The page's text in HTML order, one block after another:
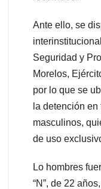
Ante ello, se
Seguridad y
Morelos,
por lo que se
la detención
masculinos,
de uso
Lo hombres
“N”, de 22